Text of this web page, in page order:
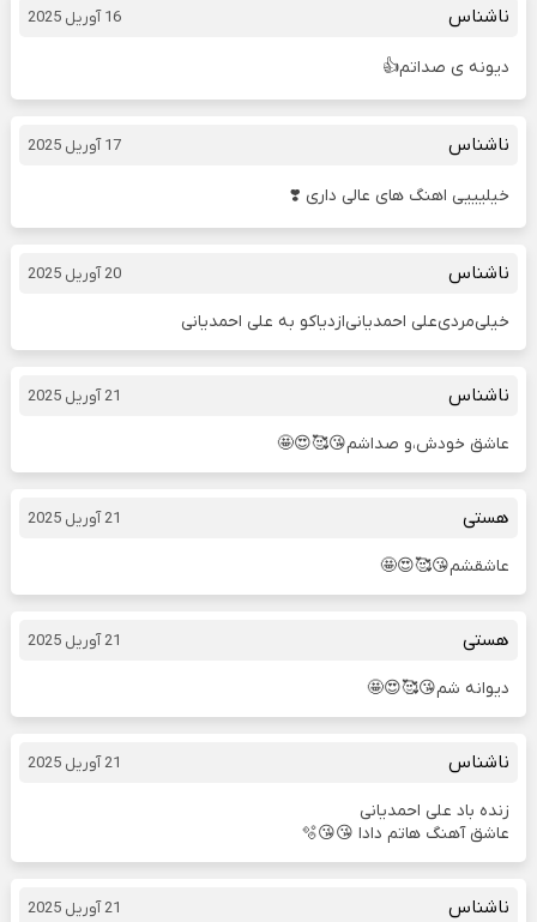
ناشناس 16 آوریل 2025
دیونه ی صداتم👍
ناشناس 17 آوریل 2025
خیلیییی اهنگ های عالی داری ❣️
ناشناس 20 آوریل 2025
خیلی‌مردی‌علی احمدیانی‌از‌دیاکو ‌به علی احمدیانی
ناشناس 21 آوریل 2025
عاشق خودش،و صداشم😘🥰😍🤩
هستی 21 آوریل 2025
عاشقشم😘🥰😍🤩
هستی 21 آوریل 2025
دیوانه شم😘🥰😍🤩
ناشناس 21 آوریل 2025
زنده باد علی احمدیانی
عاشق آهنگ هاتم دادا 😘😘🫧
ناشناس 21 آوریل 2025